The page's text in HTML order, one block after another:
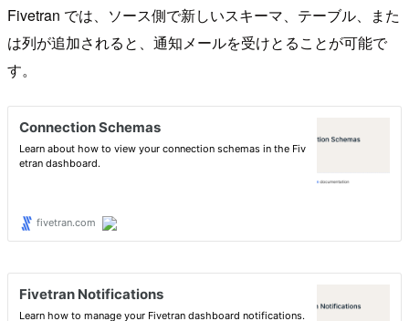
Fivetran では、ソース側で新しいスキーマ、テーブル、また
は列が追加されると、通知メールを受けとることが可能で
す。